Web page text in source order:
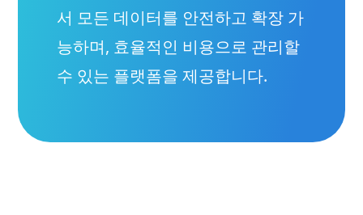
서 모든 데이터를 안전하고 확장 가
능하며, 효율적인 비용으로 관리할
수 있는 플랫폼을 제공합니다.